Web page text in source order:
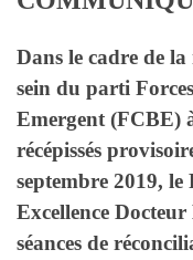
Dans le cadre de
sein du parti
Emergent (FCBE)
récépissés
septembre 2019, le
Excellence
séances de